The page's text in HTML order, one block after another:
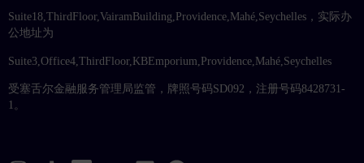
Suite18,ThirdFloor,VairamBuilding,Providence,Mahé,Seychelles，实际办
公地址为
Suite3,Office4,ThirdFloor,KBEmporium,Providence,Mahé,Seychelles
受塞舌尔金融服务管理局监管，牌照号码SD092，注册号码8428731-
1。